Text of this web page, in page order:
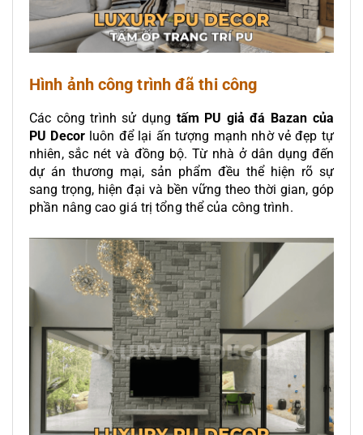
Hình ảnh công trình đã thi công
Các công trình sử dụng tấm PU giả đá Bazan của
PU Decorluôn để lại ấn tượng mạnh nhờ vẻ đẹp tự
nhiên, sắc nét và đồng bộ. Từ nhà ở dân dụng đến
dự án thương mại, sản phẩm đều thể hiện rõ sự
sang trọng, hiện đại và bền vững theo thời gian, góp
phần nâng cao giá trị tổng thể của công trình.